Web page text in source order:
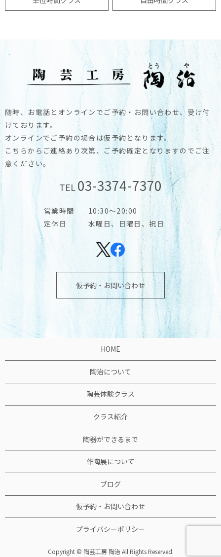
随時、お電話とオンラインでご予約・お問い合わせ、受け付
けております。
オンラインでご予約の場合は仮予約となります。
こちらからご連絡あり次第、ご予約確定となりますのでご注
意ください。
TEL03-3374-7370
営業時間
10:30～20:00
定休日
水曜日、日曜日、祝日
仮予約・お問い合わせ
HOME
陶治について
陶芸体験クラス
クラス紹介
陶器ができるまで
作陶展について
ブログ
仮予約・お問い合わせ
プライバシーポリシー
Copyright © 陶芸工房 陶治 All Rights Reserved.